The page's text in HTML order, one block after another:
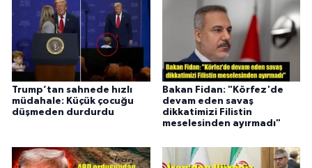
Trump’tan sahnede hızlı
müdahale: Küçük çocuğu
düşmeden durdurdu
Bakan Fidan: "Körfez'de
devam eden savaş
dikkatimizi Filistin
meselesinden ayırmadı"